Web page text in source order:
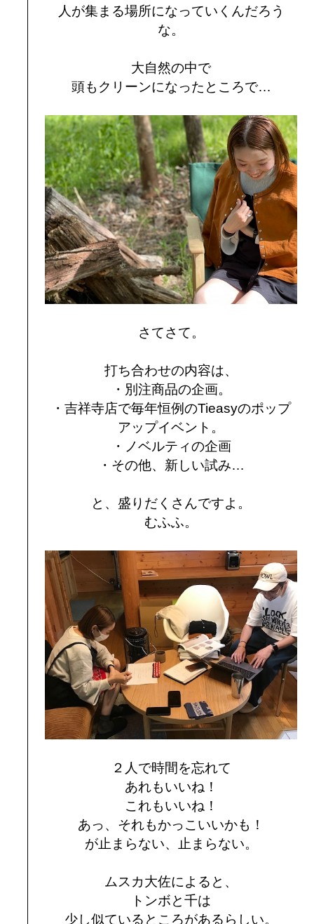
人が集まる場所になっていくんだろう
な。
大自然の中で
頭もクリーンになったところで…
さてさて。
打ち合わせの内容は、
・別注商品の企画。
・吉祥寺店で毎年恒例のTieasyのポップ
アップイベント。
・ノベルティの企画
・その他、新しい試み…
と、盛りだくさんですよ。
むふふ。
２人で時間を忘れて
あれもいいね！
これもいいね！
あっ、それもかっこいいかも！
が止まらない、止まらない。
ムスカ大佐によると、
トンボと千は
少し似ているところがあるらしい。